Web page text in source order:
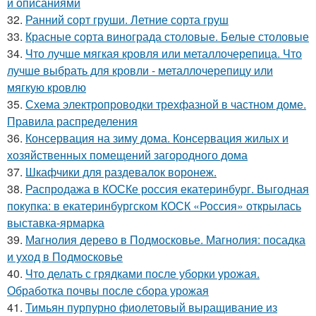
32. Ранний сорт груши. Летние сорта груш
33. Красные сорта винограда столовые. Белые столовые
34. Что лучше мягкая кровля или металлочерепица. Что
лучше выбрать для кровли - металлочерепицу или
мягкую кровлю
35. Схема электропроводки трехфазной в частном доме.
Правила распределения
36. Консервация на зиму дома. Консервация жилых и
хозяйственных помещений загородного дома
37. Шкафчики для раздевалок воронеж.
38. Распродажа в КОСКе россия екатеринбург. Выгодная
покупка: в екатеринбургском КОСК «Россия» открылась
выставка-ярмарка
39. Магнолия дерево в Подмосковье. Магнолия: посадка
и уход в Подмосковье
40. Что делать с грядками после уборки урожая.
Обработка почвы после сбора урожая
41. Тимьян пурпурно фиолетовый выращивание из